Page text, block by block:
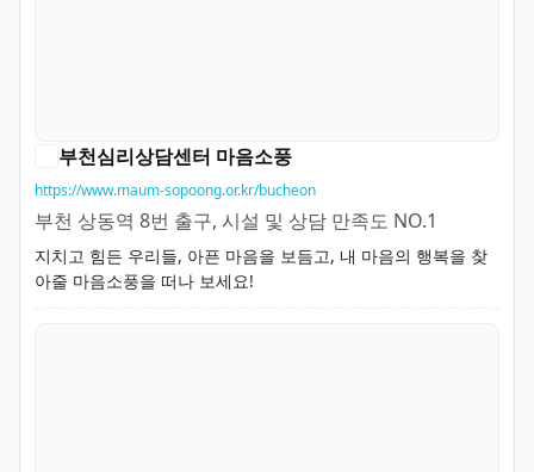
부천심리상담센터 마음소풍
https://www.maum-sopoong.or.kr/bucheon
부천 상동역 8번 출구, 시설 및 상담 만족도 NO.1
지치고 힘든 우리들, 아픈 마음을 보듬고, 내 마음의 행복을 찾
아줄 마음소풍을 떠나 보세요!